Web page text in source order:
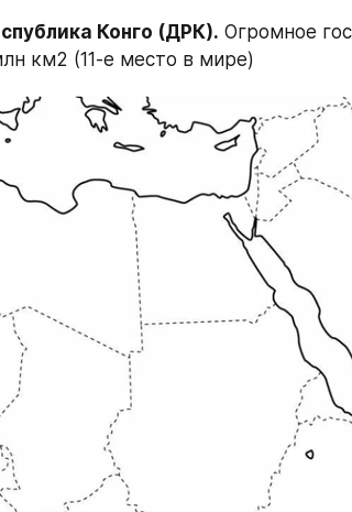
Конго (ДРК). Огромное
км2 (11-е место в мире)